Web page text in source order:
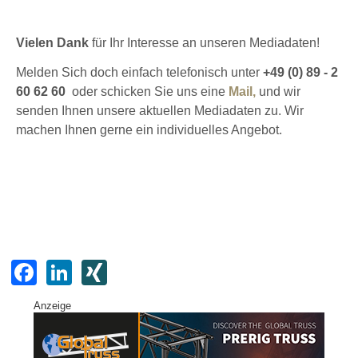
Vielen Dank für Ihr Interesse an unseren Mediadaten!
Melden Sich doch einfach telefonisch unter +49 (0) 89 - 2
60 62 60 oder schicken Sie uns eine Mail, und wir
senden Ihnen unsere aktuellen Mediadaten zu. Wir
machen Ihnen gerne ein individuelles Angebot.
F
a
c
e
Li
k
e
G
Anzeige